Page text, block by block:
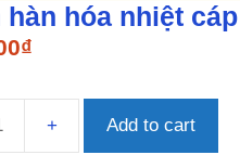
hàn hóa nhiệt
₫
Add to cart